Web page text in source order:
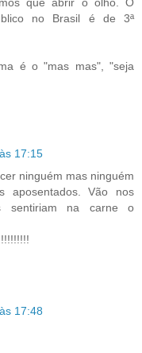
no Brasil é de 3ª
é o "mas mas", "seja
17:15
ninguém mas ninguém
aposentados. Vão nos
sentiriam na carne o
17:48